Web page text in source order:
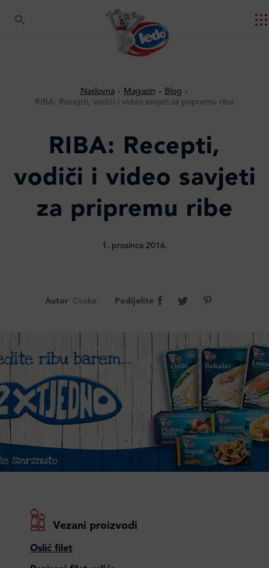
Naslovna Magazin
Blog
RIBA: Recepti, vodiči i video savjeti za pripremu ribe
RIBA: Recepti,
vodiči i video savjeti
za pripremu ribe
1. prosinca 2016.
Autor Cvoke Podijelite
Vezani proizvodi
Oslić filet